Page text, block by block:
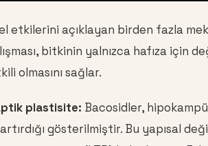
etkilerini açıklayan birden fazla
bitkinin yalnızca hafıza için
olmasını sağlar.
plastisite: Bacosidler,
gösterilmiştir. Bu yapısal